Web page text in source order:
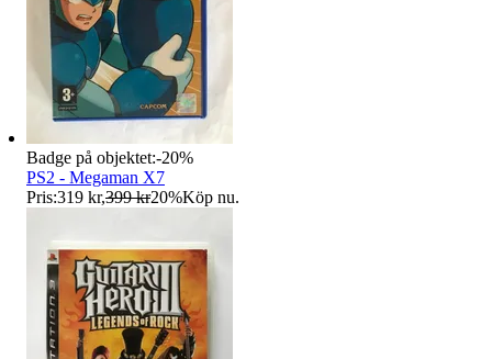
Badge på objektet:-20%
PS2 - Megaman X7
Pris:319 kr,399 kr20%Köp nu.